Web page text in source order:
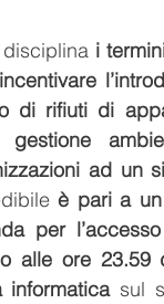
i
di rifiuti di
ad un
è pari a
per
alle ore 23.59
informatica sul